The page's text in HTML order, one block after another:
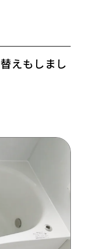
えもしまし